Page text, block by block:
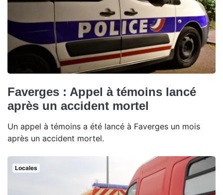
Faverges : Appel à témoins lancé
après un accident mortel
Un appel à témoins a été lancé à Faverges un mois
après un accident mortel.
Locales